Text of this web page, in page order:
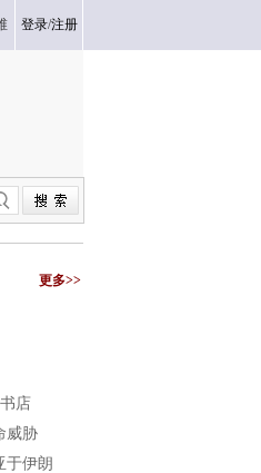
登录/注册
更多>>
店
威胁
于伊朗